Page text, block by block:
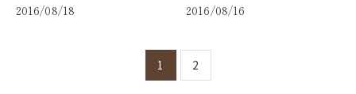
2016/08/18 2016/08/16
1 2